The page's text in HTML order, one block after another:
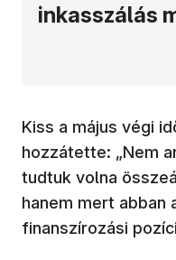
inkasszálás
Kiss a május végi
hozzátette: „Nem
tudtuk volna
hanem mert abban
finanszírozási